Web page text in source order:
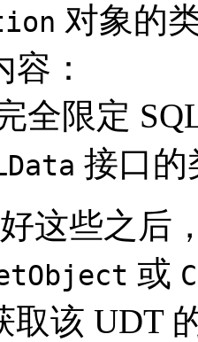
对象的
：
全限定
接口
这些之后
或
取该 UDT